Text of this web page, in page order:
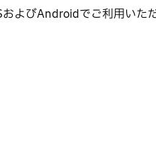
よびAndroidでご利用いただ